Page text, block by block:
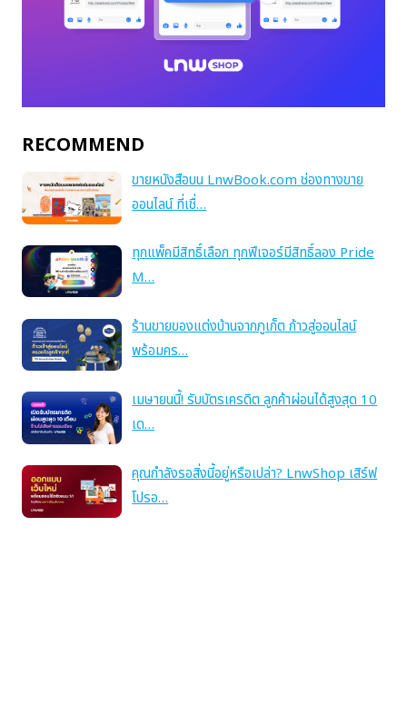
RECOMMEND
ขายหนังสือบน LnwBook.com ช่องทางขาย
ออนไลน์ ที่เชื่…
ทุกแพ็คมีสิทธิ์เลือก ทุกฟีเจอร์มีสิทธิ์ลอง Pride
M…
ร้านขายของแต่งบ้านจากภูเก็ต ก้าวสู่ออนไลน์
พร้อมคร…
เมษายนนี้! รับบัตรเครดิต ลูกค้าผ่อนได้สูงสุด 10
เด…
คุณกำลังรอสิ่งนี้อยู่หรือเปล่า? LnwShop เสิร์ฟ
โปรอ…